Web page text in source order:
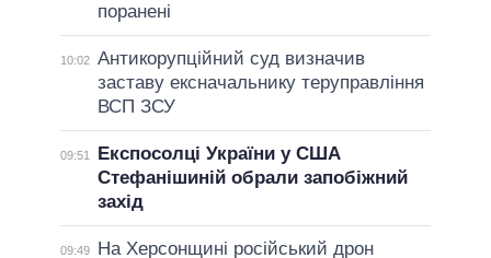
поранені
10:02 Антикорупційний суд визначив
заставу ексначальнику теруправління
ВСП ЗСУ
09:51
Експосолці України у США
Стефанішиній обрали запобіжний
захід
09:49
На Херсонщині російський дрон